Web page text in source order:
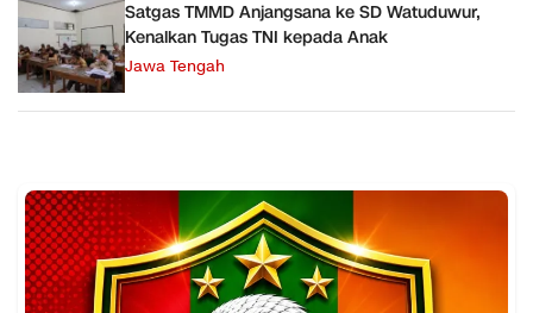
Satgas TMMD Anjangsana ke SD Watuduwur,
Kenalkan Tugas TNI kepada Anak
Jawa Tengah